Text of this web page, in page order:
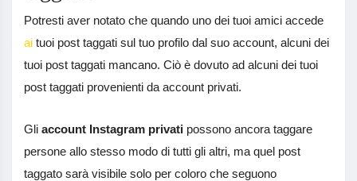
Potresti aver notato che quando uno dei tuoi amici accede
ai tuoi post taggati sul tuo profilo dal suo account, alcuni dei
tuoi post taggati mancano. Ciò è dovuto ad alcuni dei tuoi
post taggati provenienti da account privati.
Gli account Instagram privati ​​possono ancora taggare
persone allo stesso modo di tutti gli altri, ma quel post
taggato sarà visibile solo per coloro che seguono